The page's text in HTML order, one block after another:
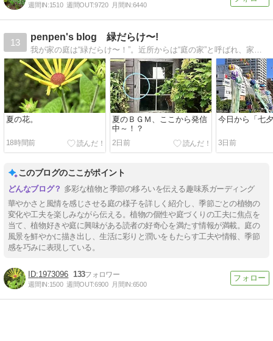
週間IN:1510 週間OUT:9720 月間IN:6440
13
penpen's blog 緑だらけ〜!
我が家の庭は“緑だらけ〜！”。近所からは“庭の家”と呼ばれ、家内からは“庭に住んでいる”と呆れられてます…。
夏の花。
18時間前
夏のＢＧＭ、ここから発信
中～！？
2日前
今日から「七
3日前
このブログのここがポイント
多彩な植物と季節の移ろいを伝える趣味系ガーディング
華やかさと風情を感じさせる庭の様子を詳しく紹介し、季節ごとの植物の
変化や工夫を楽しみながら伝える。植物の個性や庭づくりの工夫に焦点を
当て、植物好きや庭に興味がある読者の好奇心を満たす情報が満載。庭の
風景を鮮やかに描き出し、生活に彩りと潤いをもたらす工夫や情報、季節
感を巧みに表現している。
1973096 133
週間IN:1500 週間OUT:6900 月間IN:6500